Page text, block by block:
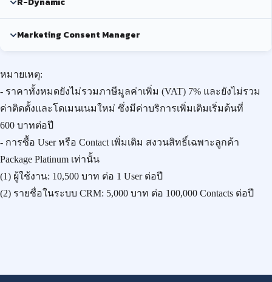
Marketing Consent Manager
หมายเหตุ:
- ราคาทั้งหมดยังไม่รวมภาษีมูลค่าเพิ่ม (VAT) 7% และยังไม่รวม
ค่าติดตั้งและโดเมนเนมใหม่ ซึ่งมีค่าบริการเพิ่มเติมเริ่มต้นที่
600 บาทต่อปี
- การซื้อ User หรือ Contact เพิ่มเติม สงวนสิทธิ์เฉพาะลูกค้า
Package Platinum เท่านั้น
(1) ผู้ใช้งาน: 10,500 บาท ต่อ 1 User ต่อปี
(2) รายชื่อในระบบ CRM: 5,000 บาท ต่อ 100,000 Contacts ต่อปี